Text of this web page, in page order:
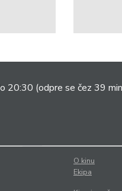
20:30 (odpre se čez 39
O kinu
Ekipa